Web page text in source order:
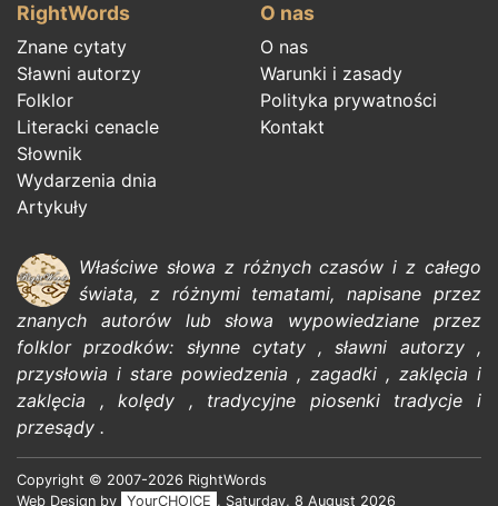
RightWords
Znane cytaty
Sławni autorzy
Folklor
Literacki cenacle
Słownik
Wydarzenia dnia
Artykuły
O nas
O nas
Warunki i zasady
Polityka prywatności
Kontakt
Właściwe słowa z różnych czasów i z całego
świata, z różnymi tematami, napisane przez
znanych autorówlub słowa wypowiedziane przez
folklorprzodków: słynne cytaty,sławni autorzy,
przysłowia i stare powiedzenia , zagadki , zaklęcia i
zaklęcia ,kolędy , tradycyjne piosenki
tradycje i
przesądy .
Copyright © 2007-2026 RightWords
Web Design by
YourCHOICE , Saturday, 8 August 2026